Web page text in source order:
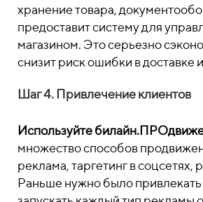
хранение товара,
предоставит систему для
магазином. Это серьезно
снизит риск ошибки в доставке
Шаг 4. Привлечение клиентов
Используйте
множество способов
реклама, таргетинг в соцсетях,
Раньше нужно было привлекать